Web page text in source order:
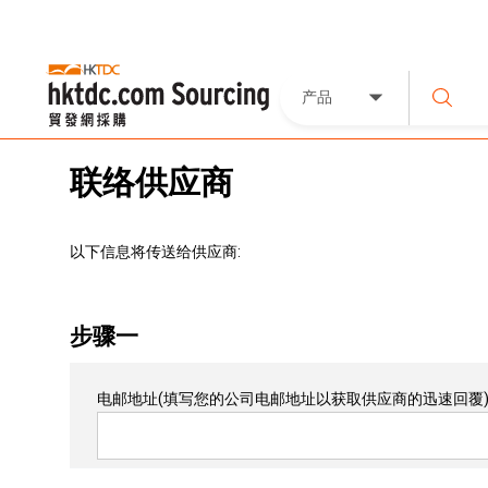
产品
联络供应商
以下信息将传送给供应商:
步骤一
电邮地址(填写您的公司电邮地址以获取供应商的迅速回覆)